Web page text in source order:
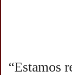
“Estamos